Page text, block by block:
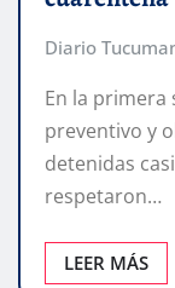
Diario
En la primera
preventivo y
detenidas
respetaron…
LEER MÁS